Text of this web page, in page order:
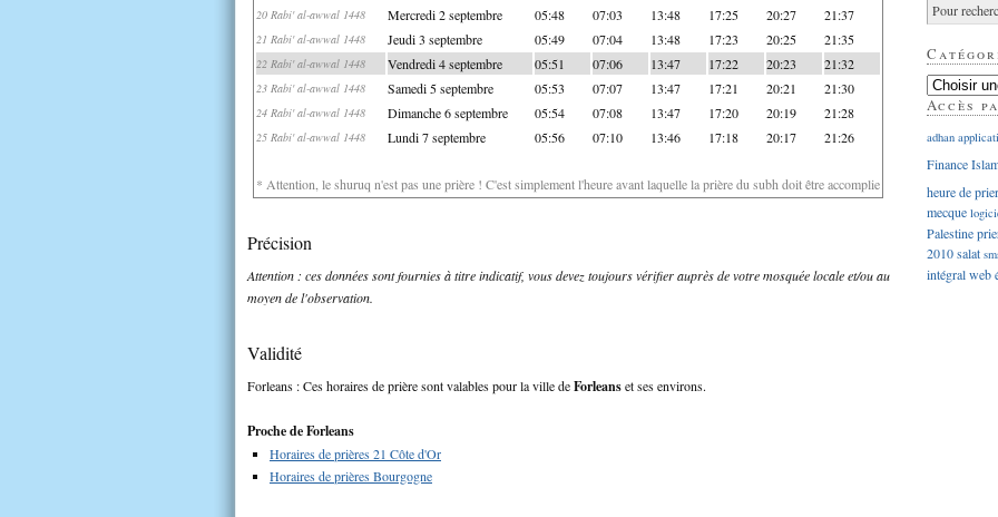
20 Rabi' al-awwal 1448 Mercredi 2 septembre 05:48 07:03 13:48 17:25 20:27 21:37
21 Rabi' al-awwal 1448 Jeudi 3 septembre 05:49 07:04 13:48 17:23 20:25 21:35
22 Rabi' al-awwal 1448 Vendredi 4 septembre 05:51 07:06 13:47 17:22 20:23 21:32
23 Rabi' al-awwal 1448 Samedi 5 septembre 05:53 07:07 13:47 17:21 20:21 21:30
24 Rabi' al-awwal 1448 Dimanche 6 septembre 05:54 07:08 13:47 17:20 20:19 21:28
25 Rabi' al-awwal 1448 Lundi 7 septembre 05:56 07:10 13:46 17:18 20:17 21:26
* Attention, le shuruq n'est pas une prière ! C'est simplement l'heure avant laquelle la prière du subh doit être accomplie
Précision
Attention : ces données sont fournies à titre indicatif, vous devez toujours vérifier auprès de votre mosquée locale et/ou au
moyen de l'observation.
Validité
Forleans : Ces horaires de prière sont valables pour la ville deForleanset ses environs.
Proche de Forleans
Horaires de prières 21 Côte d'Or
Horaires de prières Bourgogne
Accès
adhan
Finance
heure de
mecque
Palestine
2010salat
intégralweb